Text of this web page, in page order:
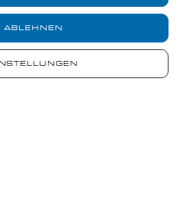
ABLEHNEN
gelesen und